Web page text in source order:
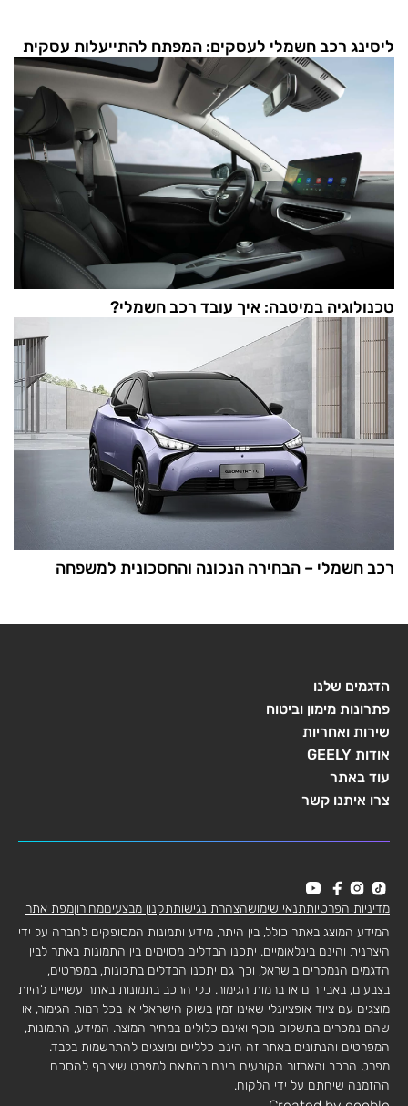
ליסינג רכב חשמלי לעסקים: המפתח להתייעלות עסקית
טכנולוגיה במיטבה: איך עובד רכב חשמלי?
רכב חשמלי – הבחירה הנכונה והחסכונית למשפחה
הדגמים שלנו
פתרונות מימון וביטוח
שירות ואחריות
אודות GEELY
עוד באתר
צרו איתנו קשר
מדיניות הפרטיותתנאי שימושהצהרת נגישותתקנון מבצעיםמחירוןמפת אתר
המידע המוצג באתר כולל, בין היתר, מידע ותמונות המסופקים לחברה על ידי
היצרנית והינם בינלאומיים. יתכנו הבדלים מסוימים בין התמונות באתר לבין
הדגמים הנמכרים בישראל, וכך גם יתכנו הבדלים בתכונות, במפרטים,
בצבעים, באביזרים או ברמות הגימור. כלי הרכב בתמונות באתר עשויים להיות
מוצגים עם ציוד אופציונלי שאינו זמין בשוק הישראלי או בכל רמות הגימור, או
שהם נמכרים בתשלום נוסף ואינם כלולים במחיר המוצר. המידע, התמונות,
המפרטים והנתונים באתר זה הינם כלליים ומוצגים להתרשמות בלבד.
מפרט הרכב והאבזור הקובעים הינם בהתאם למפרט שיצורף להסכם
ההזמנה שיחתם על ידי הלקוח.